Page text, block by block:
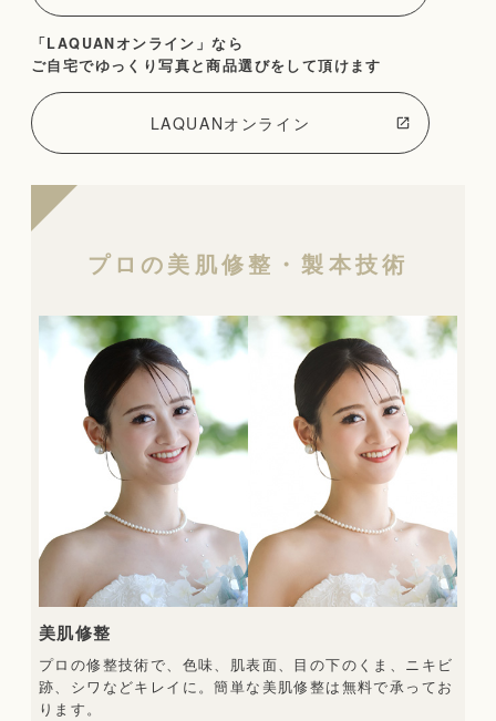
「LAQUANオンライン」なら
ご自宅でゆっくり写真と商品選びをして頂けます
LAQUANオンライン
プロの美肌修整・製本技術
美肌修整
プロの修整技術で、色味、肌表面、目の下のくま、ニキビ
跡、シワなどキレイに。簡単な美肌修整は無料で承ってお
ります。